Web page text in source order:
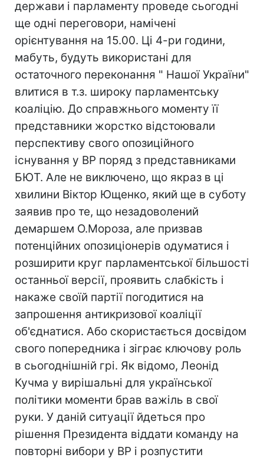
держави і парламенту проведе сьогодні
ще одні переговори, намічені
орієнтування на 15.00. Ці 4-ри години,
мабуть, будуть використані для
остаточного переконання " Нашої України"
влитися в т.з. широку парламентську
коаліцію. До справжнього моменту її
представники жорстко відстоювали
перспективу свого опозиційного
існування у ВР поряд з представниками
БЮТ. Але не виключено, що якраз в ці
хвилини Віктор Ющенко, який ще в суботу
заявив про те, що незадоволений
демаршем О.Мороза, але призвав
потенційних опозиціонерів одуматися і
розширити круг парламентської більшості
останньої версії, проявить слабкість і
накаже своїй партії погодитися на
запрошення антикризової коаліції
об'єднатися. Або скористається досвідом
свого попередника і зіграє ключову роль
в сьогоднішній грі. Як відомо, Леонід
Кучма у вирішальні для української
політики моменти брав важіль в свої
руки. У даній ситуації йдеться про
рішення Президента віддати команду на
повторні вибори у ВР і розпустити